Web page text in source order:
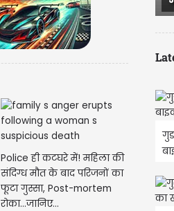
Police ही कटघरे में! महिला की
संदिग्ध मौत के बाद परिजनों का
फूटा गुस्सा, Post-mortem
रोका...जानिए...